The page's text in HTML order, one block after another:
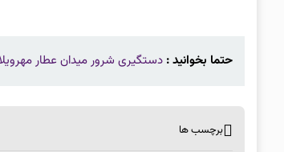
حتما بخوانید : دستگیری شرور میدان عطار مهرویلای
برچسب ها